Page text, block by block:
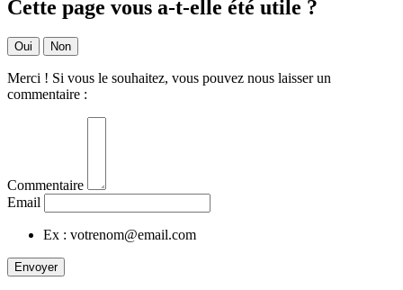
Cette page vous a-t-elle été utile ?
Oui Non
Merci ! Si vous le souhaitez, vous pouvez nous laisser un
commentaire :
Commentaire
Email
Ex : votrenom@email.com
Envoyer